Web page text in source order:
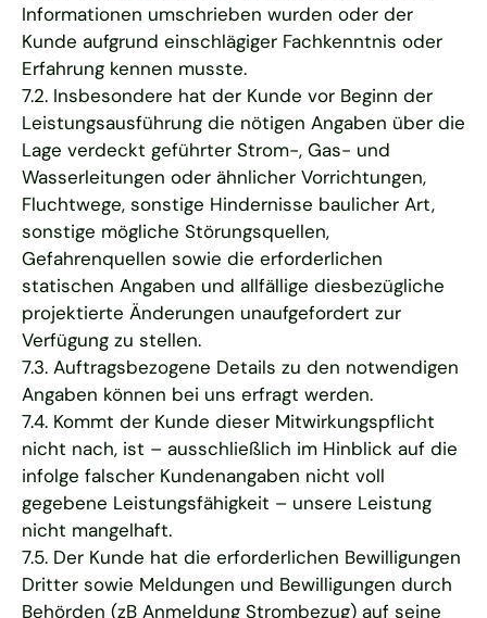
Informationen umschrieben wurden oder der
Kunde aufgrund einschlägiger Fachkenntnis oder
Erfahrung kennen musste.
7.2. Insbesondere hat der Kunde vor Beginn der
Leistungsausführung die nötigen Angaben über die
Lage verdeckt geführter Strom-, Gas- und
Wasserleitungen oder ähnlicher Vorrichtungen,
Fluchtwege, sonstige Hindernisse baulicher Art,
sonstige mögliche Störungsquellen,
Gefahrenquellen sowie die erforderlichen
statischen Angaben und allfällige diesbezügliche
projektierte Änderungen unaufgefordert zur
Verfügung zu stellen.
7.3. Auftragsbezogene Details zu den notwendigen
Angaben können bei uns erfragt werden.
7.4. Kommt der Kunde dieser Mitwirkungspflicht
nicht nach, ist – ausschließlich im Hinblick auf die
infolge falscher Kundenangaben nicht voll
gegebene Leistungsfähigkeit – unsere Leistung
nicht mangelhaft.
7.5. Der Kunde hat die erforderlichen Bewilligungen
Dritter sowie Meldungen und Bewilligungen durch
Behörden (zB Anmeldung Strombezug) auf seine